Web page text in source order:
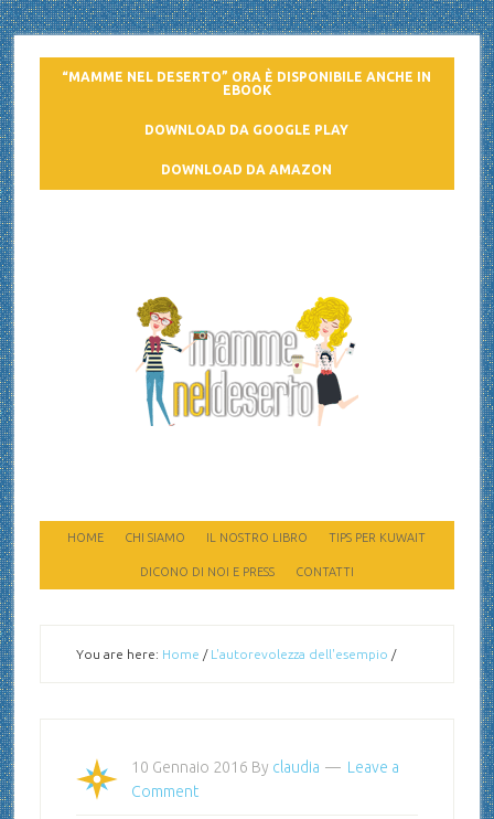
“MAMME NEL DESERTO” ORA È DISPONIBILE ANCHE IN
EBOOK
DOWNLOAD DA GOOGLE PLAY
DOWNLOAD DA AMAZON
HOME CHI SIAMO IL NOSTRO LIBRO TIPS PER KUWAIT
DICONO DI NOI E PRESS CONTATTI
You are here: Home / L'autorevolezza dell'esempio /
10 Gennaio 2016 By claudia
Leave a
Comment